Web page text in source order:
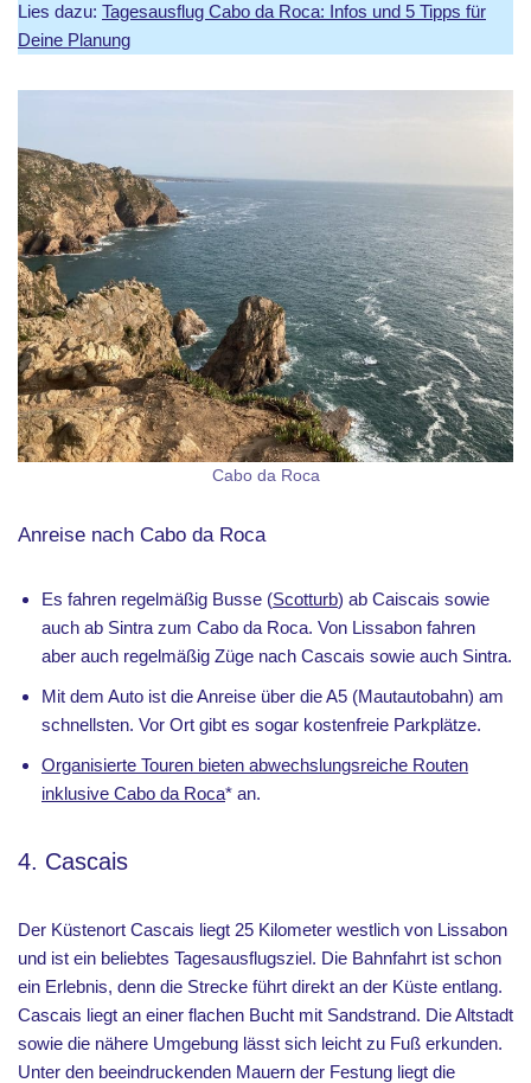
Lies dazu: Tagesausflug Cabo da Roca: Infos und 5 Tipps für
Deine Planung
Cabo da Roca
Anreise nach Cabo da Roca
Es fahren regelmäßig Busse (Scotturb) ab Caiscais sowie
auch ab Sintra zum Cabo da Roca. Von Lissabon fahren
aber auch regelmäßig Züge nach Cascais sowie auch Sintra.
Mit dem Auto ist die Anreise über die A5 (Mautautobahn) am
schnellsten. Vor Ort gibt es sogar kostenfreie Parkplätze.
Organisierte Touren bieten abwechslungsreiche Routen
inklusive Cabo da Roca* an.
4. Cascais
Der Küstenort Cascais liegt 25 Kilometer westlich von Lissabon
und ist ein beliebtes Tagesausflugsziel. Die Bahnfahrt ist schon
ein Erlebnis, denn die Strecke führt direkt an der Küste entlang.
Cascais liegt an einer flachen Bucht mit Sandstrand. Die Altstadt
sowie die nähere Umgebung lässt sich leicht zu Fuß erkunden.
Unter den beeindruckenden Mauern der Festung liegt die